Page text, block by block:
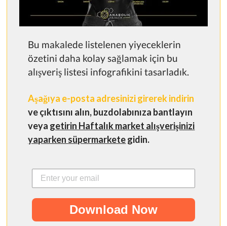
Bu makalede listelenen yiyeceklerin
özetini daha kolay sağlamak için bu
alışveriş listesi infografikini tasarladık.
Aşağıya e-posta adresinizi girerek indirin
ve çıktısını alın, buzdolabınıza bantlayın
veya getirin Haftalık market alışverişinizi
yaparken süpermarketegidin.
Download Now